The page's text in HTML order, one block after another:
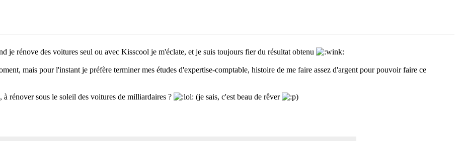
je rénove des voitures seul ou avec Kisscool je m'éclate, et je suis toujours fier du résultat obtenu
mais pour l'instant je préfère terminer mes études d'expertise-comptable, histoire de me faire assez d'argent pour pouvoir faire ce
rénover sous le soleil des voitures de milliardaires ? (je sais, c'est beau de rêver )